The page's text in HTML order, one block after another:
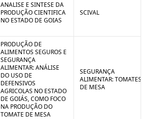
ANALISE E SINTESE DA
PRODUÇÃO CIENTIFICA
NO ESTADO DE GOIAS
SCIVAL
PRODUÇÃO DE
ALIMENTOS SEGUROS E
SEGURANÇA
ALIMENTAR: ANÁLISE
DO USO DE
DEFENSIVOS
AGRICOLAS NO ESTADO
DE GOIÁS, COMO FOCO
NA PRODUÇÃO DO
TOMATE DE MESA
SEGURANÇA
ALIMENTAR: TOMATES
DE MESA